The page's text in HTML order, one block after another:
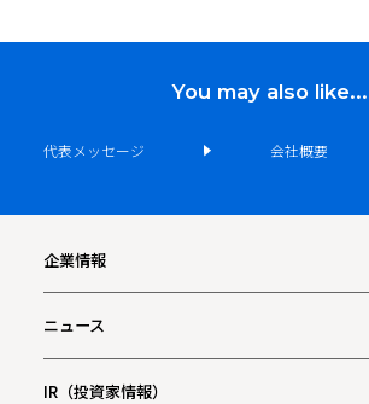
You may also like...
代表メッセージ 会社概要
企業情報
ニュース
IR（投資家情報）